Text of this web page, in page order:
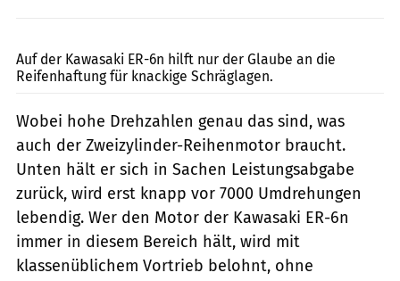
Auf der Kawasaki ER-6n hilft nur der Glaube an die
Reifenhaftung für knackige Schräglagen.
Wobei hohe Drehzahlen genau das sind, was
auch der Zweizylinder-Reihenmotor braucht.
Unten hält er sich in Sachen Leistungsabgabe
zurück, wird erst knapp vor 7000 Umdrehungen
lebendig. Wer den Motor der Kawasaki ER-6n
immer in diesem Bereich hält, wird mit
klassenüblichem Vortrieb belohnt, ohne